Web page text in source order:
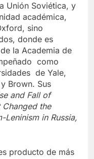
Unión Soviética, y
académica,
sino
donde es
la Academia de
como
de Yale,
Brown. Sus
and Fall of
Changed the
Leninism in Russia,
producto de más